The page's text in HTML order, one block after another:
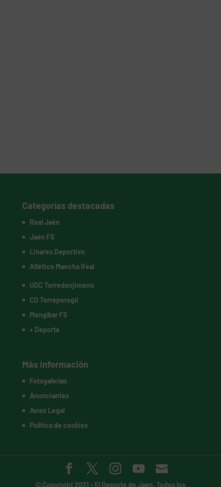
Categorías destacadas
Real Jaén
Jaén FS
Linares Deportivo
Atlético Mancha Real
UDC Torredonjimeno
CD Torreperogil
Mengíbar FS
+ Deporte
Más información
Fotogalerías
Anunciantes
Aviso Legal
Política de cookies
© Copyright 2021 - El Deporte de Jaén. Todos los